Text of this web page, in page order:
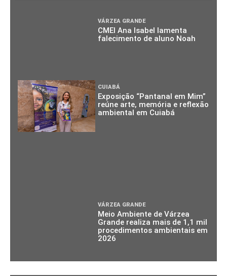
VÁRZEA GRANDE
CMEI Ana Isabel lamenta
falecimento de aluno Noah
CUIABÁ
Exposição “Pantanal em Mim”
reúne arte, memória e reflexão
ambiental em Cuiabá
VÁRZEA GRANDE
Meio Ambiente de Várzea
Grande realiza mais de 1,1 mil
procedimentos ambientais em
2026